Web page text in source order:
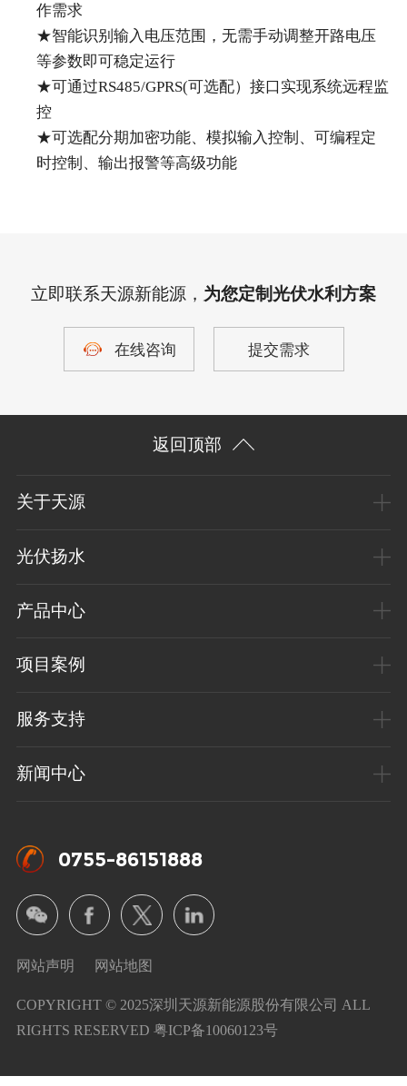
作需求
★智能识别输入电压范围，无需手动调整开路电压
等参数即可稳定运行
★可通过RS485/GPRS(可选配）接口实现系统远程监
控
★可选配分期加密功能、模拟输入控制、可编程定
时控制、输出报警等高级功能
立即联系天源新能源， 为您定制光伏水利方案
在线咨询 提交需求
返回顶部
关于天源
光伏扬水
产品中心
项目案例
服务支持
新闻中心
0755-86151888
网站声明 网站地图
COPYRIGHT © 2025深圳天源新能源股份有限公司 ALL
RIGHTS RESERVED 粤ICP备10060123号